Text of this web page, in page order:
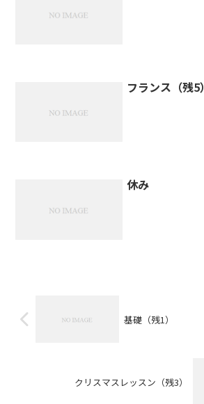
フランス（残5）
休み
基礎（残1）
クリスマスレッスン（残3）